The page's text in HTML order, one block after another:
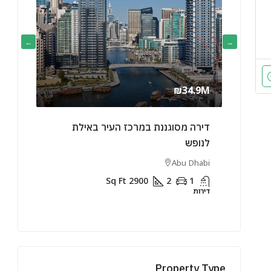
₪34.9M
דירה מסוגננת במרכז העיר באילת
לנופש
Abu Dhabi
1
2
2900
Sq Ft
דירות